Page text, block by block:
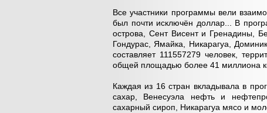
Все участники программы вели
был почти исключён доллар... В
острова, Сент Висент и Гренадины,
Гондурас, Ямайка, Никарагуа,
составляет 111557279 человек,
общей площадью более 41 миллиона
Каждая из 16 стран вкладывала в
сахар, Венесуэла нефть и
сахарный сироп, Никарагуа мясо и